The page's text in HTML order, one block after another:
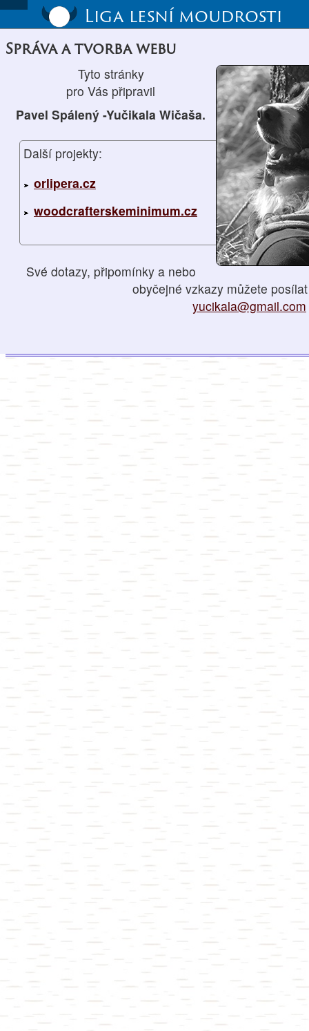
Liga lesní moudrosti
Správa a tvorba webu
Tyto stránky
pro Vás připravil
Pavel Spálený -Yučikala Wičaša.
Další projekty:
orlipera.cz
woodcrafterskeminimum.cz
Své dotazy, připomínky a nebo
obyčejné vzkazy můžete
yucikala@gmail.com